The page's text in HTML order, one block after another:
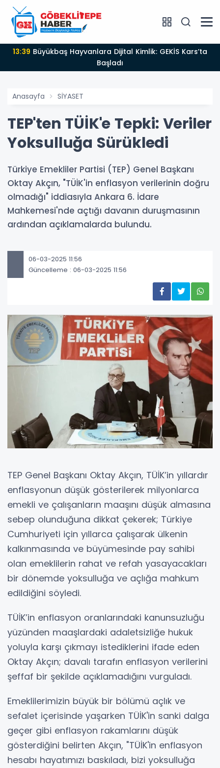
13:39
Başladı
Anasayfa SİYASET
TEP'ten TÜİK'e Tepki: Veriler
Yoksulluğa Sürükledi
Türkiye Emekliler Partisi (TEP) Genel Başkanı
Oktay Akçın, "TÜİK'in enflasyon verilerinin doğru
olmadığı" iddiasıyla Ankara 6. İdare
Mahkemesi'nde açtığı davanın duruşmasının
ardından açıklamalarda bulundu.
06-03-2025 11:56
Güncelleme : 06-03-2025 11:56
TEP Genel Başkanı Oktay Akçın, TÜİK’in yıllardır
enflasyonun düşük gösterilerek milyonlarca
emekli ve çalışanların maaşını düşük almasına
sebep olunduğuna dikkat çekerek; Türkiye
Cumhuriyeti için yıllarca çalışarak ülkenin
kalkınmasında ve büyümesinde pay sahibi
olan emeklilerin rahat ve refah yasayacakları
bir dönemde yoksulluğa ve açlığa mahkum
edildiğini söyledi.
TÜİK’in enflasyon oranlarındaki kanunsuzluğu
yüzünden maaşlardaki adaletsizliğe hukuk
yoluyla karşı çıkmayı istediklerini ifade eden
Oktay Akçın; davalı tarafın enflasyon verilerini
şeffaf bir şekilde açıklamadığını vurguladı.
Emeklilerimizin büyük bir bölümü açlık ve
sefalet içerisinde yaşarken TÜİK'in sanki dalga
geçer gibi enflasyon rakamlarını düşük
gösterdiğini belirten Akçın, "TÜİK'in enflasyon
hesabı hayatımızı baskıladı, bizi yoksulluğa